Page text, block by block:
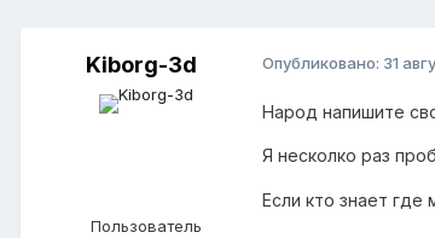
Kiborg-3d
Пользователь
Опубликовано: 31
Народ напишите
Я несколко раз
Если кто знает где